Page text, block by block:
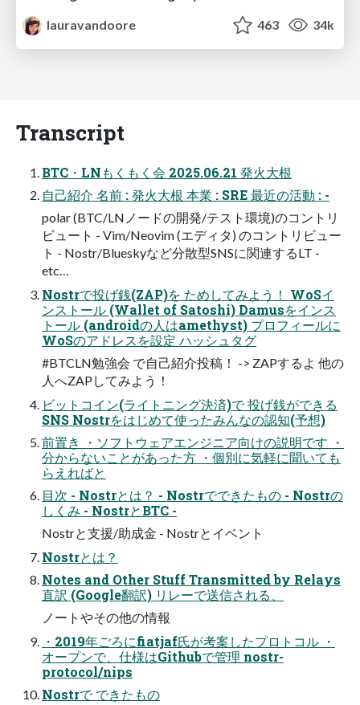
lauravandoore
463 34k
Transcript
BTC・LNもくもく会 2025.06.21 発火大根
自己紹介 名前 : 発火大根 本業 : SRE 最近の活動 : -
polar (BTC/LNノードの開発/テスト環境)のコントリ
ビュート - Vim/Neovim (エディタ) のコントリビュー
ト - Nostr/Blueskyなど分散型SNSに関連するLT -
etc…
Nostrで投げ銭(ZAP)を ためしてみよう！ WoSイ
ンストール (Wallet of Satoshi) Damusをインス
トール (androidの人はamethyst) プロフィールに
WoSのアドレスを設定 ハッシュタグ
#BTCLN勉強会 で自己紹介投稿！ -> ZAPするよ 他の
人へZAPしてみよう！
ビットコイン(ライトニング決済)で 投げ銭ができる
SNS Nostrをはじめて使ったみんなの認知(予想)
前置き ・ソフトウェアエンジニア向けの説明です ・
分からないことがあった方 ・個別に気軽に聞いても
らえればと
目次 - Nostrとは？ - Nostrでできたもの - Nostrの
しくみ - NostrとBTC -
Nostrと支援/助成金 - Nostrとイベント
Nostrとは？
Notes and Other Stuff Transmitted by Relays
直訳 (Google翻訳) リレーで送信される、
ノートやその他の情報
・2019年ごろにfiatjaf氏が考案したプロトコル ・
オープンで、仕様はGithubで管理 nostr-
protocol/nips
Nostrで できたもの